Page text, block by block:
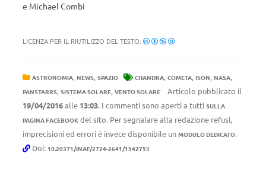
e Michael Combi
LICENZA PER IL RIUTILIZZO DEL TESTO:
ASTRONOMIA, NEWS, SPAZIO CHANDRA, COMETA, ISON, NASA,
PANSTARRS, SISTEMA SOLARE, VENTO SOLARE
Articolo pubblicato il
19/04/2016alle 13:03. I commenti sono aperti a tutti SULLA
PAGINA FACEBOOK del sito. Per segnalare alla redazione refusi,
imprecisioni ed errori è invece disponibile un MODULO DEDICATO.
Doi: 10.20371/INAF/2724-2641/1542753